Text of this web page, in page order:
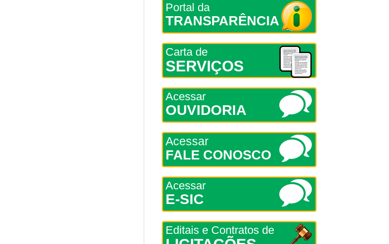
Portal da
TRANSPARÊNCIA
Carta de
SERVIÇOS
Acessar
OUVIDORIA
Acessar
FALE CONOSCO
Acessar
E-SIC
Editais e Contratos de